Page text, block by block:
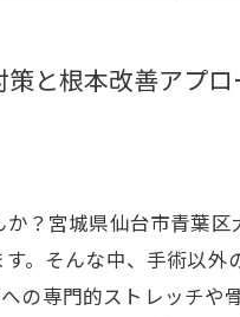
と根本改善アプ
？宮城県仙台市青葉
。そんな中、手術以
の専門的ストレッチ